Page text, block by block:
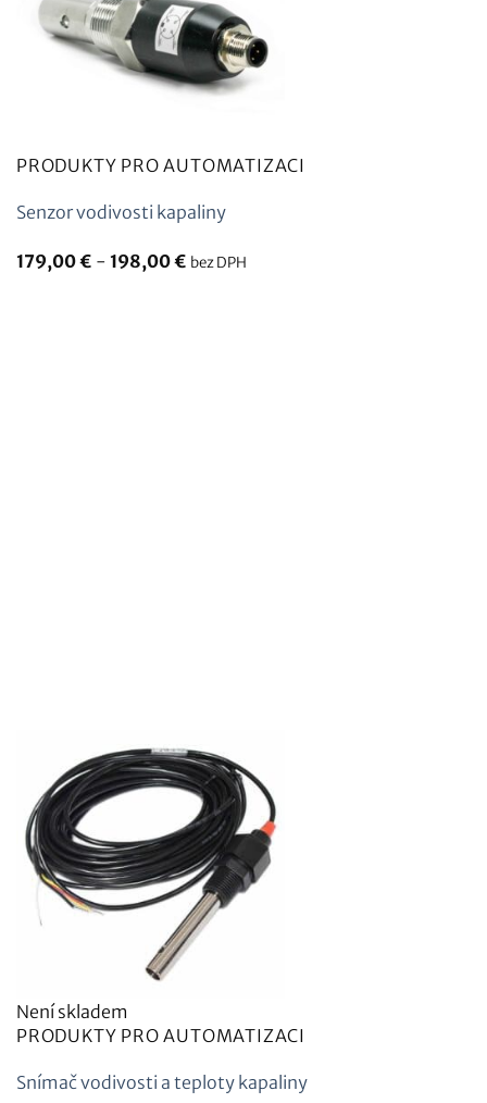
PRODUKTY PRO AUTOMATIZACI
Senzor vodivosti kapaliny
179,00€ - 198,00€ Rozpětí
bez DPH
Není skladem
PRODUKTY PRO AUTOMATIZACI
Snímač vodivosti a teploty kapaliny